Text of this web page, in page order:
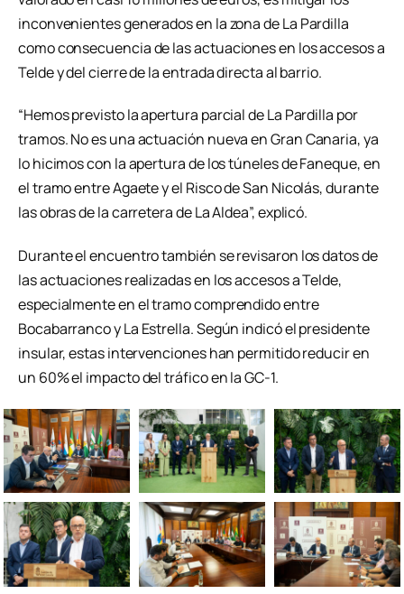
inconvenientes generados en la zona de La Pardilla
como consecuencia de las actuaciones en los accesos a
Telde y del cierre de la entrada directa al barrio.
“Hemos previsto la apertura parcial de La Pardilla por
tramos. No es una actuación nueva en Gran Canaria, ya
lo hicimos con la apertura de los túneles de Faneque, en
el tramo entre Agaete y el Risco de San Nicolás, durante
las obras de la carretera de La Aldea”, explicó.
Durante el encuentro también se revisaron los datos de
las actuaciones realizadas en los accesos a Telde,
especialmente en el tramo comprendido entre
Bocabarranco y La Estrella. Según indicó el presidente
insular, estas intervenciones han permitido reducir en
un 60% el impacto del tráfico en la GC-1.